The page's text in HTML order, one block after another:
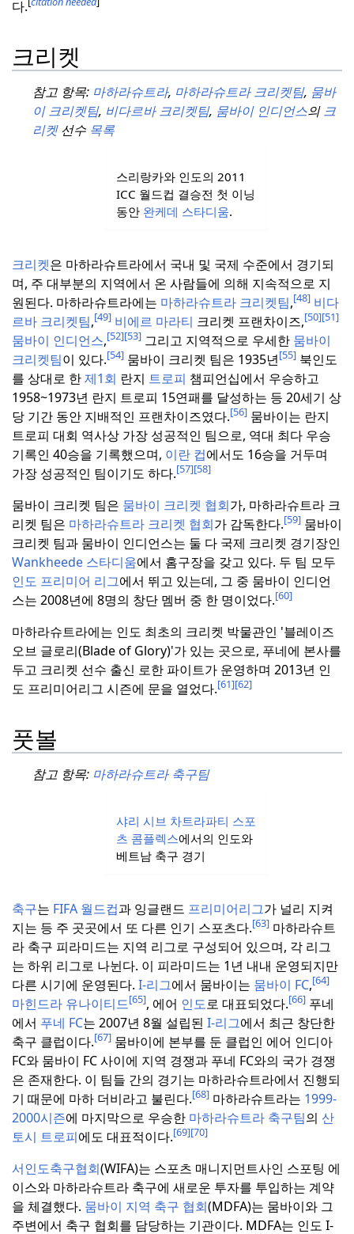
다.
크리켓
참고 항목: 마하라슈트라, 마하라슈트라 크리켓팀, 뭄바
이 크리켓팀, 비다르바 크리켓팀, 뭄바이 인디언스의크
리켓선수 목록
스리랑카와 인도의 2011
ICC 월드컵 결승전 첫 이닝
동안 완케데 스타디움.
크리켓은 마하라슈트라에서 국내 및 국제 수준에서 경기되
며, 주 대부분의 지역에서 온 사람들에 의해 지속적으로 지
원된다. 마하라슈트라에는 마하라슈트라 크리켓팀,[48] 비다
르바 크리켓팀,[49] 비에르 마라티 크리켓 프랜차이즈,[50][51]
뭄바이 인디언스,[52][53] 그리고 지역적으로 우세한 뭄바이
크리켓팀이 있다.[54] 뭄바이 크리켓 팀은 1935년[55] 북인도
를 상대로 한제1회 란지 트로피 챔피언십에서 우승하고
1958~1973년 란지 트로피 15연패를 달성하는 등 20세기 상
당 기간 동안 지배적인 프랜차이즈였다.[56] 뭄바이는 란지
트로피 대회 역사상 가장 성공적인 팀으로, 역대 최다 우승
기록인 40승을 기록했으며, 이란 컵에서도 16승을 거두며
가장 성공적인 팀이기도 하다.[57][58]
뭄바이 크리켓 팀은 뭄바이 크리켓 협회가, 마하라슈트라 크
리켓 팀은 마하라슈트라 크리켓 협회가 감독한다.[59] 뭄바이
크리켓 팀과 뭄바이 인디언스는 둘 다 국제 크리켓 경기장인
Wankheede 스타디움에서 홈구장을 갖고 있다. 두 팀 모두
인도 프리미어 리그에서 뛰고 있는데, 그 중 뭄바이 인디언
스는 2008년에 8명의 창단 멤버 중 한 명이었다.[60]
마하라슈트라에는 인도 최초의 크리켓 박물관인 '블레이즈
오브 글로리(Blade of Glory)'가 있는 곳으로, 푸네에 본사를
두고 크리켓 선수 출신 로한 파이트가 운영하며 2013년 인
도 프리미어리그 시즌에 문을 열었다.[61][62]
풋볼
참고 항목: 마하라슈트라 축구팀
샤리 시브 차트라파티 스포
츠 콤플렉스에서의 인도와
베트남 축구 경기
축구는 FIFA 월드컵과 잉글랜드 프리미어리그가 널리 지켜
지는 등 주 곳곳에서 또 다른 인기 스포츠다.[63] 마하라슈트
라 축구 피라미드는 지역 리그로 구성되어 있으며, 각 리그
는 하위 리그로 나뉜다. 이 피라미드는 1년 내내 운영되지만
다른 시기에 운영된다. I-리그에서 뭄바이는 뭄바이 FC,[64]
마힌드라 유나이티드[65], 에어 인도로 대표되었다.[66] 푸네
에서 푸네 FC는 2007년 8월 설립된 I-리그에서 최근 창단한
축구 클럽이다.[67] 뭄바이에 본부를 둔 클럽인 에어 인디아
FC와 뭄바이 FC 사이에 지역 경쟁과 푸네 FC와의 국가 경쟁
은 존재한다. 이 팀들 간의 경기는 마하라슈트라에서 진행되
기 때문에 마하 더비라고 불린다.[68] 마하라슈트라는 1999-
2000시즌에 마지막으로 우승한 마하라슈트라 축구팀의 산
토시 트로피에도 대표적이다.[69][70]
서인도축구협회(WIFA)는 스포츠 매니지먼트사인 스포팅 에
이스와 마하라슈트라 축구에 새로운 투자를 투입하는 계약
을 체결했다. 뭄바이 지역 축구 협회(MDFA)는 뭄바이와 그
주변에서 축구 협회를 담당하는 기관이다. MDFA는 인도 I-